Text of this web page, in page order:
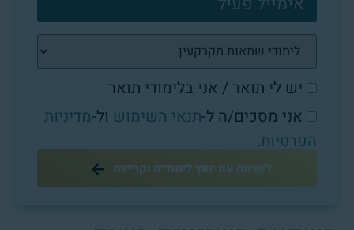
יש לי תואר / אני בלימודי תואר
אני מסכים/ה ל-תנאי השימוש ול-מדיניות
הפרטיות.
לשיחה עם יועץ לימודים וקריירה